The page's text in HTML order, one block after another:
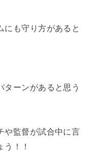
にも守り方があると
ターンがあると思う
や監督が試合中に言
！！